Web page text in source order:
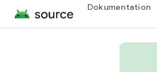
Dokumentation